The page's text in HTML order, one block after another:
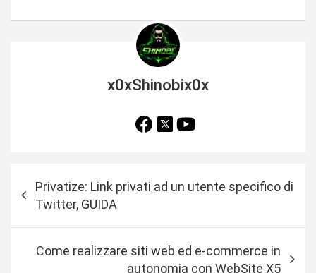
x0xShinobix0x
Privatize: Link privati ad un utente specifico di
Twitter, GUIDA
Come realizzare siti web ed e-commerce in
autonomia con WebSite X5